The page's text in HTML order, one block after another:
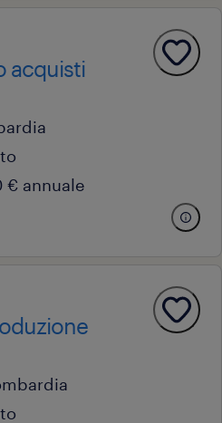
acquisti
€ annuale